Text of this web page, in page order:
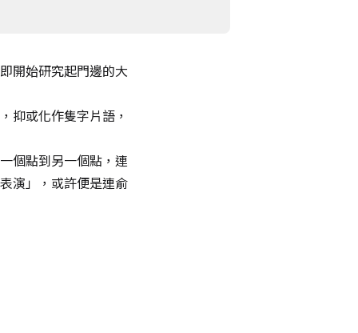
開始研究起門邊的大
抑或化作隻字片語，
個點到另一個點，連
演」，或許便是連俞